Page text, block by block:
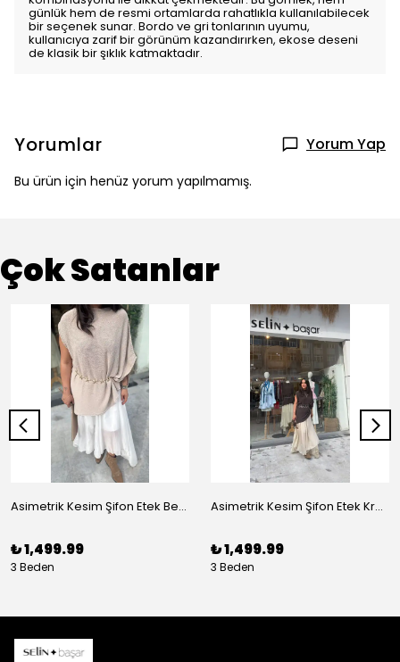
günlük hem de resmi ortamlarda rahatlıkla kullanılabilecek
bir seçenek sunar. Bordo ve gri tonlarının uyumu,
kullanıcıya zarif bir görünüm kazandırırken, ekose deseni
de klasik bir şıklık katmaktadır.
Yorumlar Yorum Yap
Bu ürün için henüz yorum yapılmamış.
Çok Satanlar
Asimetrik Kesim Şifon Etek Beyaz
₺ 1,499.99
3 Beden
Asimetrik Kesim Şifon Etek Krem
₺ 1,499.99
3 Beden